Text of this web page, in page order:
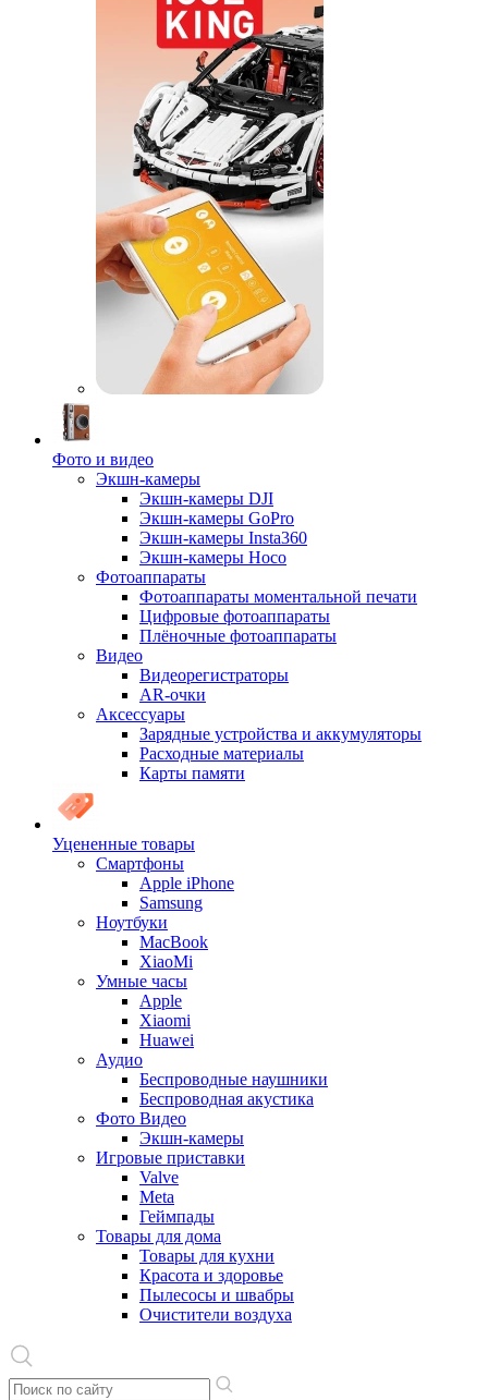
Фото и видео
Экшн-камеры
Экшн-камеры DJI
Экшн-камеры GoPro
Экшн-камеры Insta360
Экшн-камеры Hoco
Фотоаппараты
Фотоаппараты моментальной печати
Цифровые фотоаппараты
Плёночные фотоаппараты
Видео
Видеорегистраторы
AR-очки
Аксессуары
Зарядные устройства и аккумуляторы
Расходные материалы
Карты памяти
Уцененные товары
Cмартфоны
Apple iPhone
Samsung
Ноутбуки
MacBook
XiaoMi
Умные часы
Apple
Xiaomi
Huawei
Аудио
Беспроводные наушники
Беспроводная акустика
Фото Видео
Экшн-камеры
Игровые приставки
Valve
Meta
Геймпады
Товары для дома
Товары для кухни
Красота и здоровье
Пылесосы и швабры
Очистители воздуха